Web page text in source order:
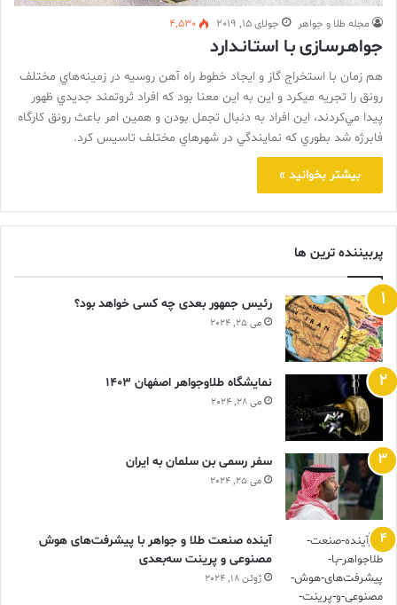
مجله طلا و جواهر جولای 15, 2019 4,530
جواهـرسـازی بـا استـانـدارد
هم زمان با استخراج گاز و ايجاد خطوط راه آهن روسيه در زمينه‌هاي مختلف
رونق را تجريه ميکرد و اين به اين معنا بود که افراد ثروتمند جديدي ظهور
پيدا مي‌کردند، اين افراد به دنبال تجمل بودن و همين امر باعث رونق کارگاه
فابرژه شد بطوري که نمايندگي در شهرهاي مختلف تاسيس کرد.
بیشتر بخوانید »
پربیننده ترین ها
رئیس جمهور بعدی چه کسی خواهد بود؟
می 25, 2024
نمایشگاه طلاوجواهر اصفهان 1403
می 28, 2024
سفر رسمی بن سلمان به ایران
می 25, 2024
آینده صنعت طلا و جواهر با پیشرفت‌های هوش
مصنوعی و پرینت سه‌بعدی
ژوئن 18, 2024